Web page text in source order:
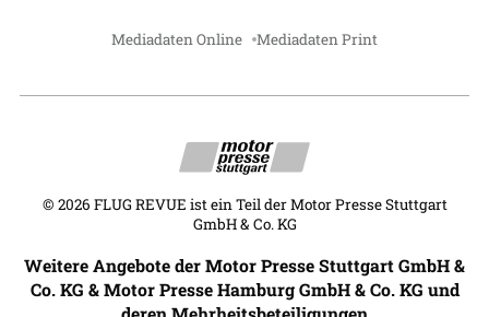
Mediadaten Online Mediadaten Print
© 2026 FLUG REVUE ist ein Teil der Motor Presse Stuttgart
GmbH & Co. KG
Weitere Angebote der Motor Presse Stuttgart GmbH &
Co. KG & Motor Presse Hamburg GmbH & Co. KG und